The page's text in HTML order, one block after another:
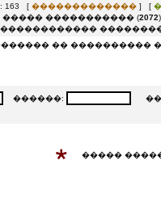
[ �������������] [
����������� (2072
�� ����������
������:
�����